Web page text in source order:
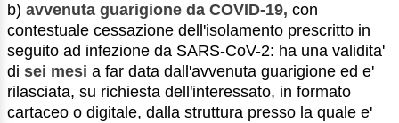
b) avvenuta guarigione da COVID-19, con
contestuale cessazione dell'isolamento prescritto in
seguito ad infezione da SARS-CoV-2: ha una validita'
di sei mesi a far data dall'avvenuta guarigione ed e'
rilasciata, su richiesta dell'interessato, in formato
cartaceo o digitale, dalla struttura presso la quale e'